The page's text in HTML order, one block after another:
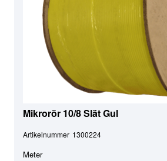
Mikrorör 10/8 Slät Gul
Artikelnummer 1300224
Meter